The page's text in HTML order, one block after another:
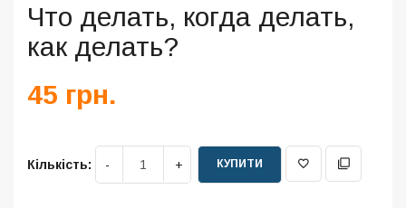
Что делать, когда делать,
как делать?
45 грн.
Кількість: КУПИТИ